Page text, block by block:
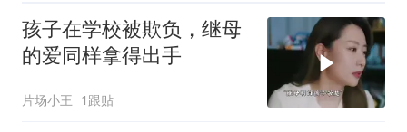
孩子在学校被欺负，继母
的爱同样拿得出手
片场小王 1跟贴